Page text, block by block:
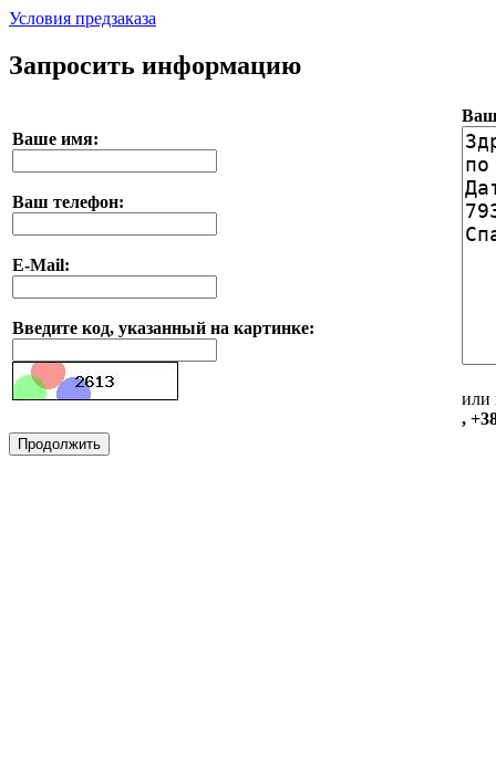
Условия предзаказа
Запросить информацию
Ваше имя:
Ваш телефон:
E-Mail:
Введите код, указанный на картинке:
Ваш
или
,